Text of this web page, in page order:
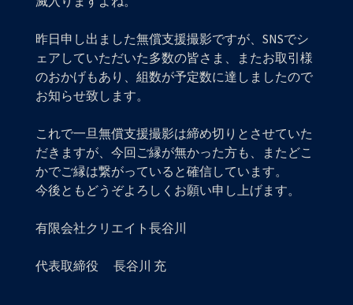
昨日申し出ました無償支援撮影ですが、SNSでシ
ェアしていただいた多数の皆さま、またお取引様
のおかげもあり、組数が予定数に達しましたので
お知らせ致します。
これで一旦無償支援撮影は締め切りとさせていた
だきますが、今回ご縁が無かった方も、またどこ
かでご縁は繋がっていると確信しています。
今後ともどうぞよろしくお願い申し上げます。
有限会社クリエイト長谷川
代表取締役 長谷川 充